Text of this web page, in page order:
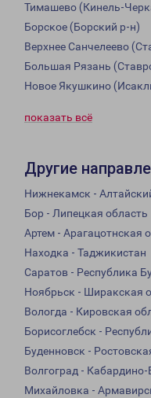
Тимашево (Кинель-
Борское (Борский р-н)
Верхнее Санчелеево
Большая Рязань
Новое Якушкино
показать всё
Другие
Нижнекамск -
Бор - Липецкая область
Артем - Арагацотнская
Находка - Таджикистан
Саратов - Республика
Ноябрьск - Ширакская
Вологда - Кировская
Борисоглебск -
Буденновск -
Волгоград -
Михайловка -